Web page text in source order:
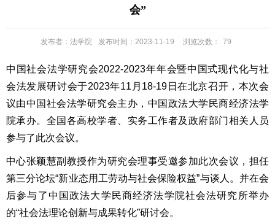
会”
发布者：法学院 发布时间：2023-11-19 浏览次数： 79
中国社会法学研究会2022-2023年年会暨中国式现代化与社
会法发展研讨会于2023年11月18-19日在北京召开，本次会
议由中国社会法学研究会主办，中国政法大学民商经济法学
院承办。全国各高校学者、实务工作者及政府部门相关人员
参与了此次会议。
中心张颖慧副教授作为研究会理事受邀参加此次会议，担任
第三分论坛“新业态用工劳动与社会保险权益”与谈人。并在会
后参与了中国政法大学民商经济法学院社会法研究所举办
的“社会法理论创新与成果转化”研讨会。